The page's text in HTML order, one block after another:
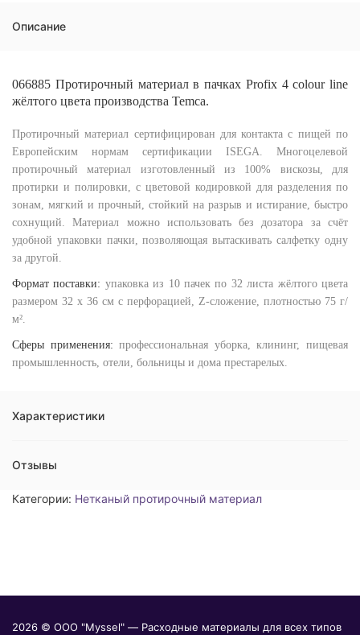
Описание
066885 Протирочный материал в пачках Profix 4 colour line
жёлтого цвета производства Temca.
Протирочный материал сертифицирован для контакта с пищей по
Европейским нормам сертификации ISEGA. Многоцелевой
протирочный материал изготовленный из 100% вискозы, для
протирки и полировки, с цветовой кодировкой для разделения по
зонам, мягкий и прочный, стойкий на разрыв и истирание, быстро
сохнущий. Материал можно использовать без дозатора за счёт
удобной упаковки пачки, позволяющая вытаскивать салфетку одну
за другой.
Формат поставки: упаковка из 10 пачек по 32 листа жёлтого цвета
размером 32 х 36 см с перфорацией, Z-сложение, плотностью 75 г/
м².
Сферы применения:профессиональная уборка, клининг, пищевая
промышленность, отели, больницы и дома престарелых.
Характеристики
Отзывы
Категории: Нетканый протирочный материал
2026 © ООО "Myssel" — Расходные материалы для всех типов